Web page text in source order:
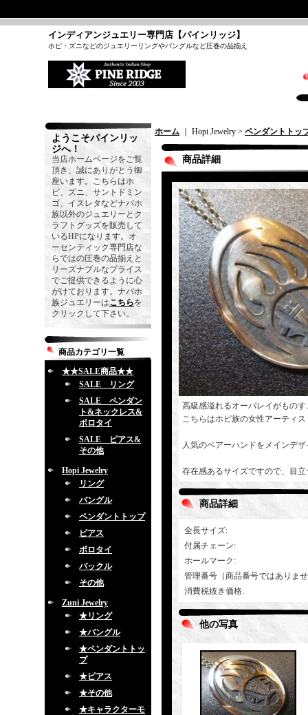
インディアンジュエリー専門店【パインリッジ】
ホピ・ズニなどのジュエリーリングやバングルなど圧巻の品揃え
ようこそパインリッ
ジへ！
当店ホームページをご覧
頂き、誠にありがとう御
座います。こちらはホ
ピ、ズニ、サントドミン
ゴ、イスレタなどナバホ
族以外のジュエリーとク
ラフトグッズを販売して
いるHPになります。オ
ーセンティック専門店な
らではの圧巻の品揃えと
リーズナブルなプライス
でご提供できるように心
がけております。ナバホ
族ジュエリーはこちらを
クリックして下さい。
商品カテゴリ一覧
★★SALE商品★★
SALE リング
SALE ペンダン
ト&ネックレス&
ボロタイ
SALE ピアス&
その他
Hopi Jewelry
リング
バングル
ペンダントトップ
ピアス
ボロタイ
バックル
その他
Zuni Jewelry
★リング
★バングル
★ペンダントトッ
プ
★ピアス
★その他
★キャラクターモ
ホーム ｜ Hopi Jewelry > ペンダントトッ
商品詳細
高級感溢れるオーバレイがもの
こちらはホピ族の女性アーティ
人気のベアーハンドをメインデ
存在感あるサイズですので、目
商品詳細
全長サイズ:
付属チェーン:
ホールマーク :
管理番号（商品番号ではありま
消費税抜き価格:
他の写真